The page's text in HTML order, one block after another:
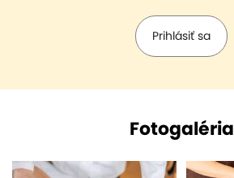
Prihlásiť sa
Fotogaléria